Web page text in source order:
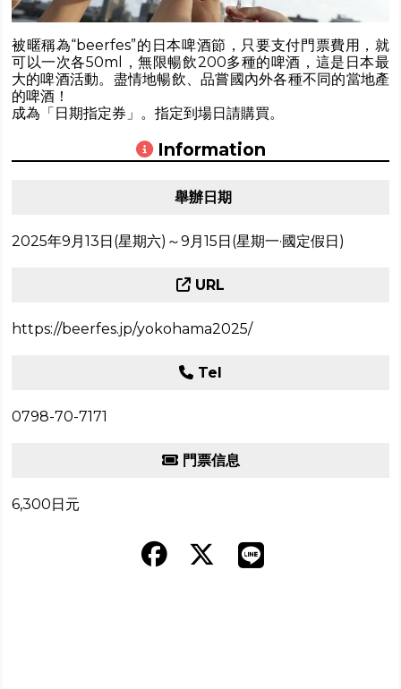
被暱稱為“beerfes”的日本啤酒節，只要支付門票費用，就
可以一次各50ml，無限暢飲200多種的啤酒，這是日本最
大的啤酒活動。盡情地暢飲、品嘗國內外各種不同的當地產
的啤酒！
成為「日期指定券」。指定到場日請購買。
Information
舉辦日期
2025年9月13日(星期六)～9月15日(星期一·國定假日)
URL
https://beerfes.jp/yokohama2025/
Tel
0798-70-7171
門票信息
6,300日元